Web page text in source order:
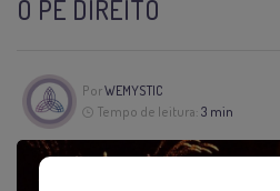
O PÉ DIREITO
PorWEMYSTIC
Tempo de leitura: 3 min